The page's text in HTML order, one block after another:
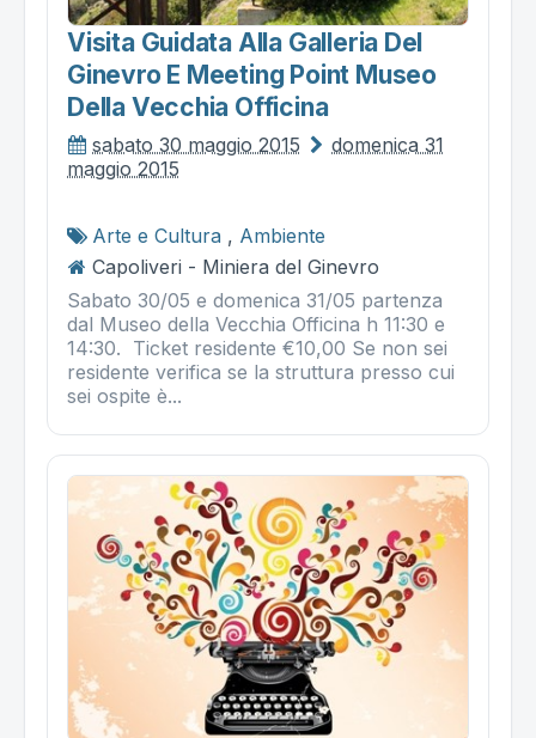
Visita Guidata Alla Galleria Del
Ginevro E Meeting Point Museo
Della Vecchia Officina
sabato 30 maggio 2015
domenica 31
maggio 2015
Arte e Cultura , Ambiente
Capoliveri - Miniera del Ginevro
Sabato 30/05 e domenica 31/05 partenza
dal Museo della Vecchia Officina h 11:30 e
14:30. Ticket residente €10,00 Se non sei
residente verifica se la struttura presso cui
sei ospite è...